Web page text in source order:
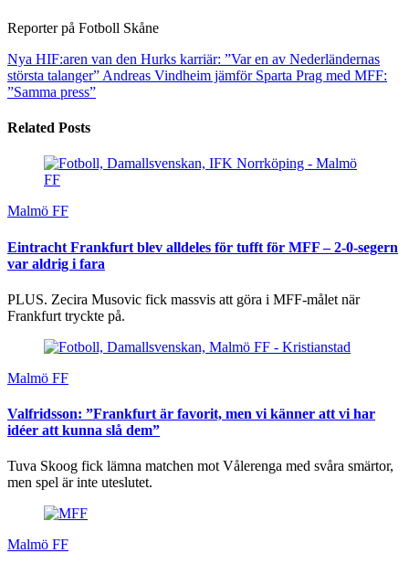
Reporter på Fotboll Skåne
Nya HIF:aren van den Hurks karriär: ”Var en av Nederländernas
största talanger” Andreas Vindheim jämför Sparta Prag med MFF:
”Samma press”
Related Posts
Malmö FF
Eintracht Frankfurt blev alldeles för tufft för MFF – 2-0-segern
var aldrig i fara
PLUS. Zecira Musovic fick massvis att göra i MFF-målet när
Frankfurt tryckte på.
Malmö FF
Valfridsson: ”Frankfurt är favorit, men vi känner att vi har
idéer att kunna slå dem”
Tuva Skoog fick lämna matchen mot Vålerenga med svåra smärtor,
men spel är inte uteslutet.
Malmö FF